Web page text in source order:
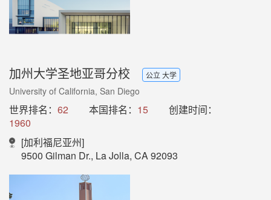
加州大学圣地亚哥分校 公立 大学
University of California, San Diego
世界排名： 62 本国排名： 15
创建时间：
1960
[加利福尼亚州]
9500 Gilman Dr., La Jolla, CA 92093